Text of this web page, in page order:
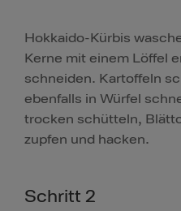
Hokkaido-Kürbis
Kerne mit einem Löffel
schneiden. Kartoffeln
ebenfalls in Würfel
trocken schütteln,
zupfen und hacken.
Schritt 2